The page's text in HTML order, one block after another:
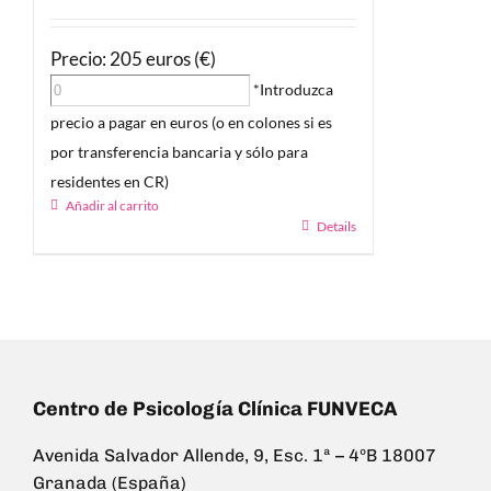
Precio: 205 euros (€)
*Introduzca
precio a pagar en euros (o en colones si es
por transferencia bancaria y sólo para
residentes en CR)
Añadir al carrito
Details
Centro de Psicología Clínica FUNVECA
Avenida Salvador Allende, 9, Esc. 1ª – 4ºB 18007
Granada (España)